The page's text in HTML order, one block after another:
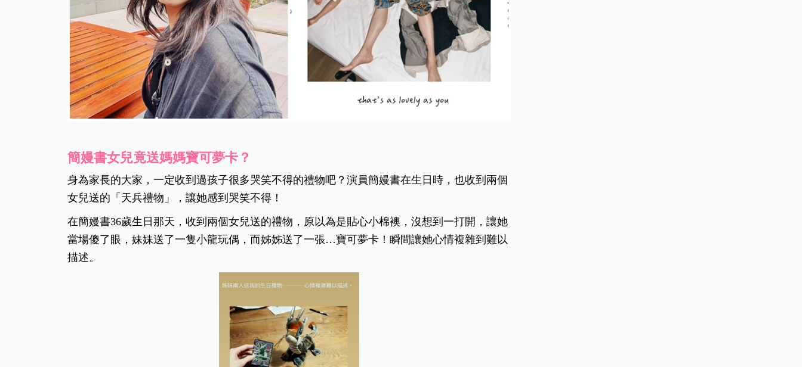
簡嫚書女兒竟送媽媽寶可夢卡？
身為家長的大家，一定收到過孩子很多哭笑不得的禮物吧？演員簡嫚書在生日時，也收到兩個
女兒送的「天兵禮物」，讓她感到哭笑不得！
在簡嫚書36歲生日那天，收到兩個女兒送的禮物，原以為是貼心小棉襖，沒想到一打開，讓她
當場傻了眼，妹妹送了一隻小龍玩偶，而姊姊送了一張…寶可夢卡！瞬間讓她心情複雜到難以
描述。